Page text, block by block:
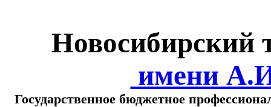
Новосибирский
имени
Государственное бюджетное